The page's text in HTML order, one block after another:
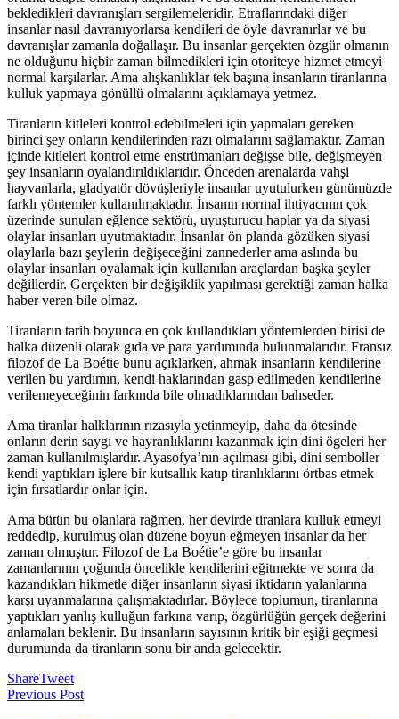
bekledikleri davranışları sergilemeleridir. Etraflarındaki diğer
insanlar nasıl davranıyorlarsa kendileri de öyle davranırlar ve bu
davranışlar zamanla doğallaşır. Bu insanlar gerçekten özgür olmanın
ne olduğunu hiçbir zaman bilmedikleri için otoriteye hizmet etmeyi
normal karşılarlar. Ama alışkanlıklar tek başına insanların tiranlarına
kulluk yapmaya gönüllü olmalarını açıklamaya yetmez.
Tiranların kitleleri kontrol edebilmeleri için yapmaları gereken
birinci şey onların kendilerinden razı olmalarını sağlamaktır. Zaman
içinde kitleleri kontrol etme enstrümanları değişse bile, değişmeyen
şey insanların oyalandırıldıklarıdır. Önceden arenalarda vahşi
hayvanlarla, gladyatör dövüşleriyle insanlar uyutulurken günümüzde
farklı yöntemler kullanılmaktadır. İnsanın normal ihtiyacının çok
üzerinde sunulan eğlence sektörü, uyuşturucu haplar ya da siyasi
olaylar insanları uyutmaktadır. İnsanlar ön planda gözüken siyasi
olaylarla bazı şeylerin değişeceğini zannederler ama aslında bu
olaylar insanları oyalamak için kullanılan araçlardan başka şeyler
değillerdir. Gerçekten bir değişiklik yapılması gerektiği zaman halka
haber veren bile olmaz.
Tiranların tarih boyunca en çok kullandıkları yöntemlerden birisi de
halka düzenli olarak gıda ve para yardımında bulunmalarıdır. Fransız
filozof de La Boétie bunu açıklarken, ahmak insanların kendilerine
verilen bu yardımın, kendi haklarından gasp edilmeden kendilerine
verilemeyeceğinin farkında bile olmadıklarından bahseder.
Ama tiranlar halklarının rızasıyla yetinmeyip, daha da ötesinde
onların derin saygı ve hayranlıklarını kazanmak için dini ögeleri her
zaman kullanılmışlardır. Ayasofya’nın açılması gibi, dini semboller
kendi yaptıkları işlere bir kutsallık katıp tiranlıklarını örtbas etmek
için fırsatlardır onlar için.
Ama bütün bu olanlara rağmen, her devirde tiranlara kulluk etmeyi
reddedip, kurulmuş olan düzene boyun eğmeyen insanlar da her
zaman olmuştur. Filozof de La Boétie’e göre bu insanlar
zamanlarının çoğunda öncelikle kendilerini eğitmekte ve sonra da
kazandıkları hikmetle diğer insanların siyasi iktidarın yalanlarına
karşı uyanmalarına çalışmaktadırlar. Böylece toplumun, tiranlarına
yaptıkları yanlış kulluğun farkına varıp, özgürlüğün gerçek değerini
anlamaları beklenir. Bu insanların sayısının kritik bir eşiği geçmesi
durumunda da tiranların sonu bir anda gelecektir.
ShareTweet
Previous Post